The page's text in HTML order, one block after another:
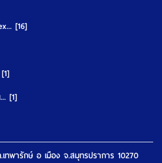
[16]
[1]
[1]
ทพารักษ์ อ เมือง จ.สมุทรปราการ 10270